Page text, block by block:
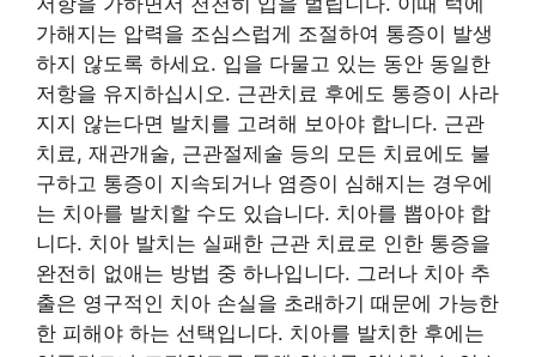
가해지는 압력을 조심스럽게 조절하여 통증이 발생
하지 않도록 하세요. 입을 다물고 있는 동안 동일한
저항을 유지하십시오. 근관치료 후에도 통증이 사라
지지 않는다면 발치를 고려해 보아야 합니다. 근관
치료, 재관개술, 근관절제술 등의 모든 치료에도 불
구하고 통증이 지속되거나 염증이 심해지는 경우에
는 치아를 발치할 수도 있습니다. 치아를 뽑아야 합
니다. 치아 발치는 실패한 근관 치료로 인한 통증을
완전히 없애는 방법 중 하나입니다. 그러나 치아 추
출은 영구적인 치아 손실을 초래하기 때문에 가능한
한 피해야 하는 선택입니다. 치아를 발치한 후에는